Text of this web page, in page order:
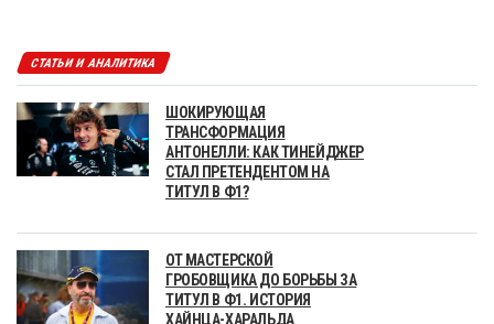
СТАТЬИ И АНАЛИТИКА
ШОКИРУЮЩАЯ
ТРАНСФОРМАЦИЯ
АНТОНЕЛЛИ: КАК ТИНЕЙДЖЕР
СТАЛ ПРЕТЕНДЕНТОМ НА
ТИТУЛ В Ф1?
ОТ МАСТЕРСКОЙ
ГРОБОВЩИКА ДО БОРЬБЫ ЗА
ТИТУЛ В Ф1. ИСТОРИЯ
ХАЙНЦА-ХАРАЛЬДА